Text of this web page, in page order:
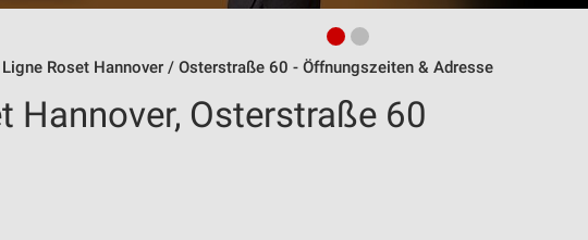
Ligne Roset Hannover / Osterstraße 60 - Öffnungszeiten & Adresse
Hannover, Osterstraße 60